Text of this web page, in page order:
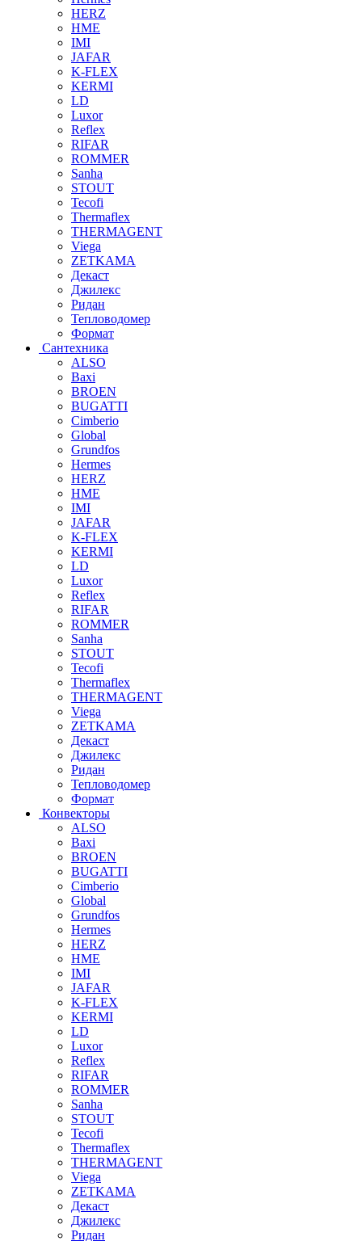
HERZ
HME
IMI
JAFAR
K-FLEX
KERMI
LD
Luxor
Reflex
RIFAR
ROMMER
Sanha
STOUT
Tecofi
Thermaflex
THERMAGENT
Viega
ZETKAMA
Декаст
Джилекс
Ридан
Тепловодомер
Формат
Сантехника
ALSO
Baxi
BROEN
BUGATTI
Cimberio
Global
Grundfos
Hermes
HERZ
HME
IMI
JAFAR
K-FLEX
KERMI
LD
Luxor
Reflex
RIFAR
ROMMER
Sanha
STOUT
Tecofi
Thermaflex
THERMAGENT
Viega
ZETKAMA
Декаст
Джилекс
Ридан
Тепловодомер
Формат
Конвекторы
ALSO
Baxi
BROEN
BUGATTI
Cimberio
Global
Grundfos
Hermes
HERZ
HME
IMI
JAFAR
K-FLEX
KERMI
LD
Luxor
Reflex
RIFAR
ROMMER
Sanha
STOUT
Tecofi
Thermaflex
THERMAGENT
Viega
ZETKAMA
Декаст
Джилекс
Ридан